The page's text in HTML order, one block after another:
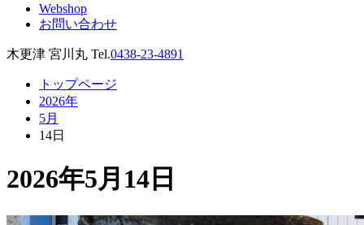
Webshop
お問い合わせ
木更津 宮川丸 Tel.0438-23-4891
トップページ
2026年
5月
14日
2026年5月14日